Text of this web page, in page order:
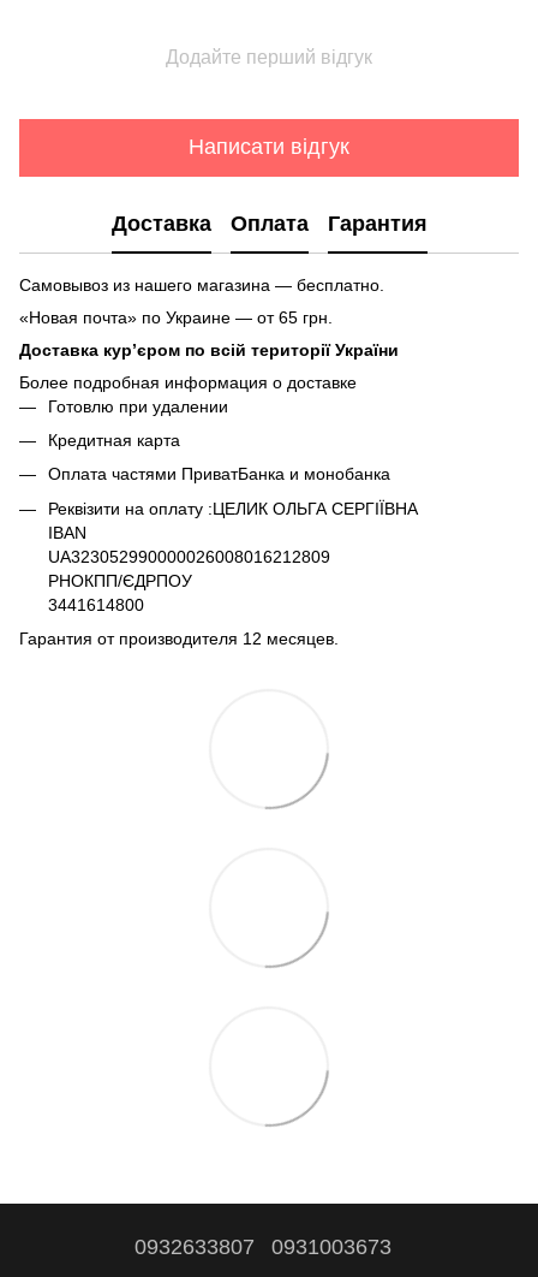
Додайте перший відгук
Написати відгук
Доставка Оплата Гарантия
Самовывоз из нашего магазина — бесплатно.
«Новая почта» по Украине — от 65 грн.
Доставка кур’єром по всій території України
Более подробная информация о доставке
Готовлю при удалении
Кредитная карта
Оплата частями ПриватБанка и монобанка
Реквізити на оплату :ЦЕЛИК ОЛЬГА СЕРГІЇВНА
IBAN
UA323052990000026008016212809
РНОКПП/ЄДРПОУ
3441614800
Гарантия от производителя 12 месяцев.
0932633807 0931003673